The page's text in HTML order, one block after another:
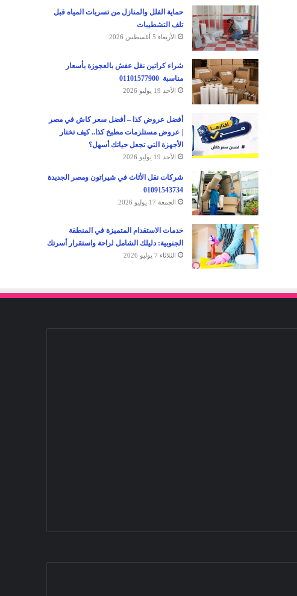
حماية الفلل والمنازل من تسربات المياه قبل
تلف التشطيبات
الأربعاء 5 أغسطس 2026
شراء كراتين نقل عفش بالعجوزة بأسعار
مناسبة 01101577900
الأحد 19 يوليو 2026
أفضل عروض كذا – أفضل سعر كاش في مصر
| عروض مستلزمات مطبخ كذا.. كيف تختار
الأجهزة التي تجعل حياتك أسهل؟
الأحد 19 يوليو 2026
شركات نقل الأثاث في شيراتون ومصر الجديدة
01091543734
الجمعة 17 يوليو 2026
خدمات الاستقدام المتميزة في المنطقة
الجنوبية: دليلك الشامل لراحة واستقرار أسرتك
الثلاثاء 7 يوليو 2026